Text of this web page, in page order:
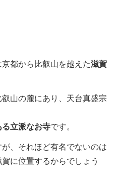
京都から比叡山を越えた滋賀
山の麓にあり、天台真盛宗
立派なお寺です。
、それほど有名でないのは
に位置するからでしょう